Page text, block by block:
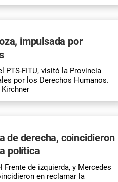
impulsada por
PTS-FITU, visitó la Provincia
por los Derechos Humanos.
de derecha, coincidieron
política
de izquierda, y Mercedes
en reclamar la